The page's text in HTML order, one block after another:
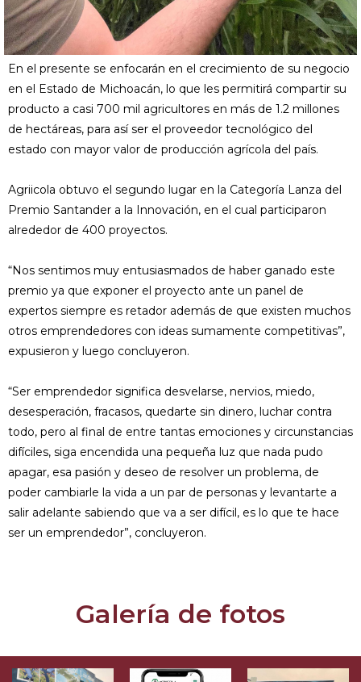
En el presente se enfocarán en el crecimiento de su negocio
en el Estado de Michoacán, lo que les permitirá compartir su
producto a casi 700 mil agricultores en más de 1.2 millones
de hectáreas, para así ser el proveedor tecnológico del
estado con mayor valor de producción agrícola del país.
Agriicola obtuvo el segundo lugar en la Categoría Lanza del
Premio Santander a la Innovación, en el cual participaron
alrededor de 400 proyectos.
“Nos sentimos muy entusiasmados de haber ganado este
premio ya que exponer el proyecto ante un panel de
expertos siempre es retador además de que existen muchos
otros emprendedores con ideas sumamente competitivas”,
expusieron y luego concluyeron.
“Ser emprendedor significa desvelarse, nervios, miedo,
desesperación, fracasos, quedarte sin dinero, luchar contra
todo, pero al final de entre tantas emociones y circunstancias
difíciles, siga encendida una pequeña luz que nada pudo
apagar, esa pasión y deseo de resolver un problema, de
poder cambiarle la vida a un par de personas y levantarte a
salir adelante sabiendo que va a ser difícil, es lo que te hace
ser un emprendedor”, concluyeron.
Galería de fotos